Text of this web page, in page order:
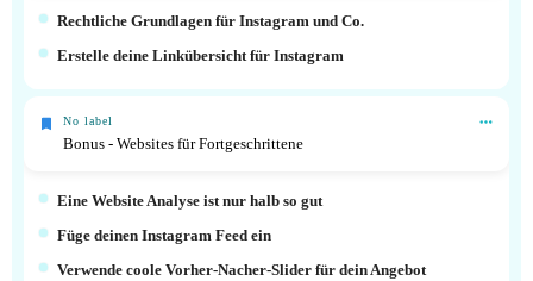
Rechtliche Grundlagen für Instagram und Co.
Erstelle deine Linkübersicht für Instagram
No label
Bonus - Websites für Fortgeschrittene
Eine Website Analyse ist nur halb so gut
Füge deinen Instagram Feed ein
Verwende coole Vorher-Nacher-Slider für dein Angebot